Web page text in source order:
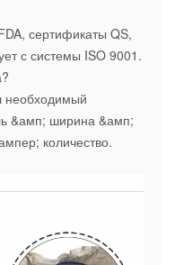
сертификаты QS,
с системы ISO 9001.
необходимый
&амп; ширина &амп;
количество.